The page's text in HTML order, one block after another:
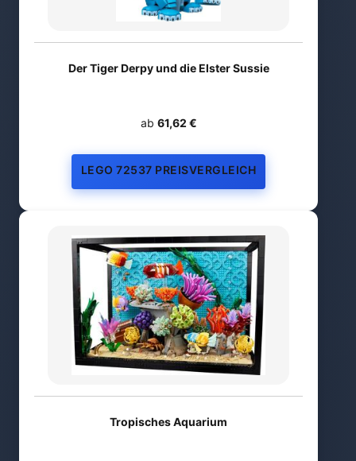
Der Tiger Derpy und die Elster Sussie
ab 61,62 €
LEGO 72537 PREISVERGLEICH
Tropisches Aquarium